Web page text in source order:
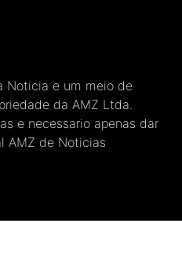
Noticia e um meio de
da AMZ Ltda.
e necessario apenas dar
AMZ de Noticias